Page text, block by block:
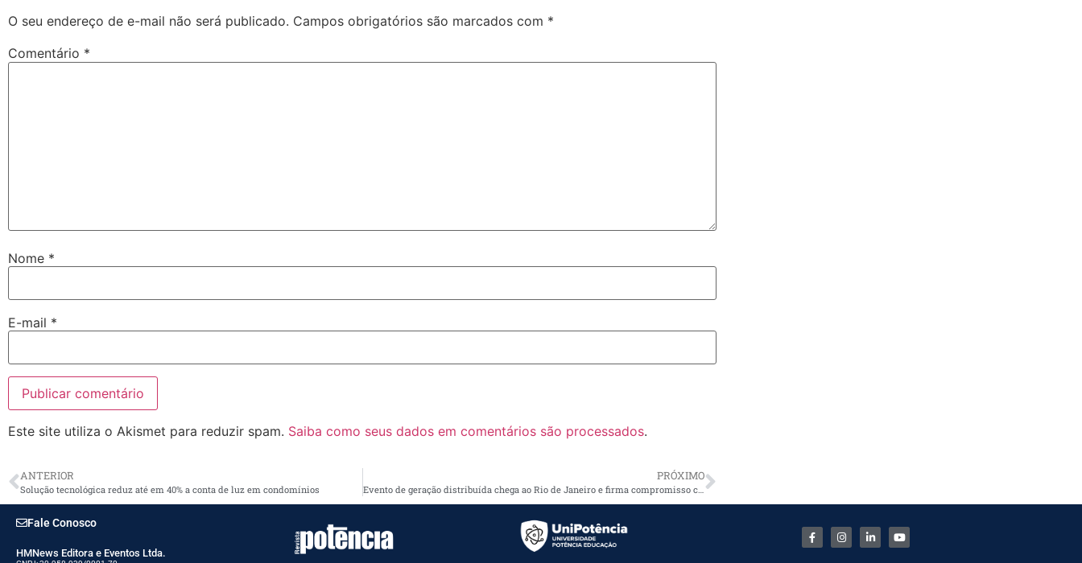
O seu endereço de e-mail não será publicado. Campos obrigatórios são marcados com *
Comentário *
Nome *
E-mail *
Este site utiliza o Akismet para reduzir spam. Saiba como seus dados em comentários são processados.
ANTERIOR
Solução tecnológica reduz até em 40% a conta de luz em condomínios
PRÓXIMO
Evento de geração distribuída chega ao Rio de Janeiro e firma compromisso com a energia limpa
Fale Conosco
HMNews Editora e Eventos Ltda.